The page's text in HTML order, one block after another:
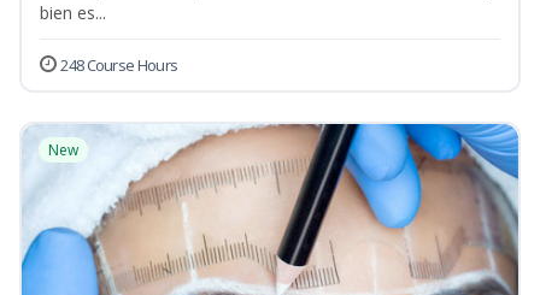
bien es...
248 Course Hours
New